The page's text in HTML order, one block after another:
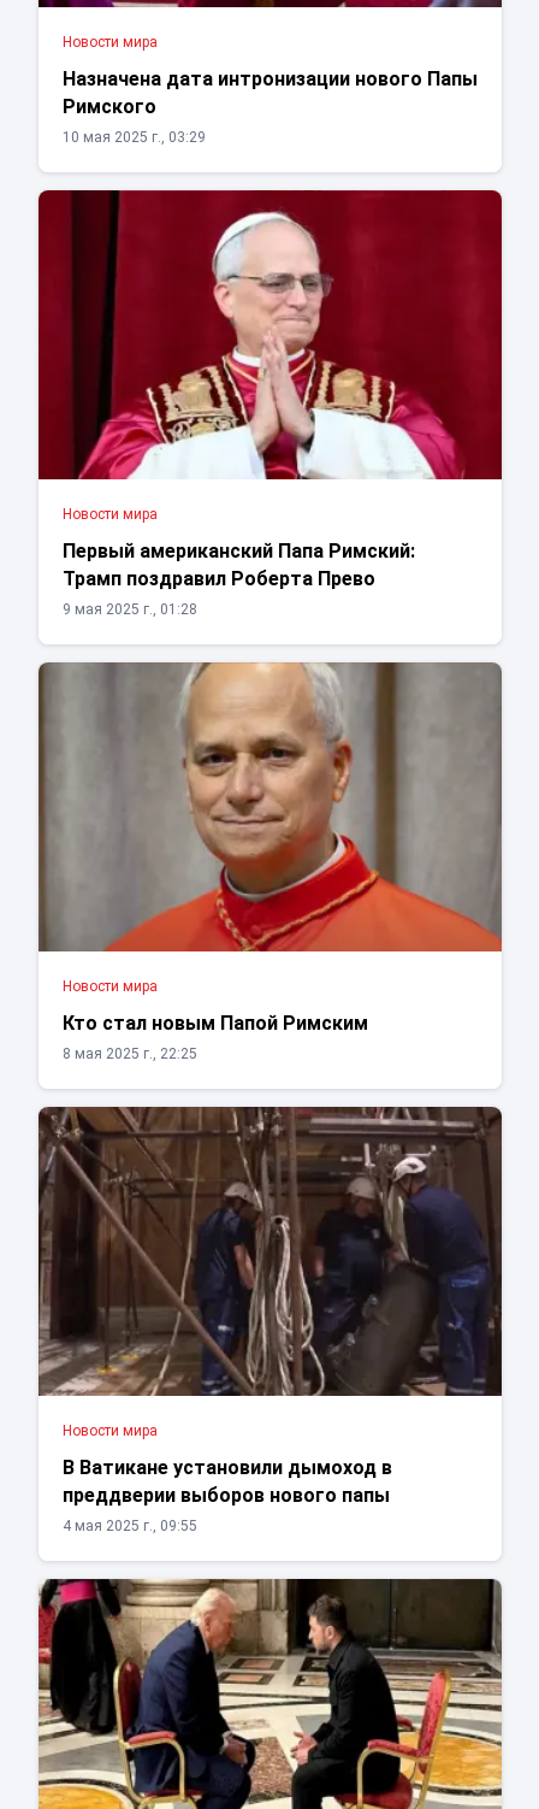
Новости мира
Назначена дата интронизации нового Папы
Римского
10 мая 2025 г., 03:29
Новости мира
Первый американский Папа Римский:
Трамп поздравил Роберта Прево
9 мая 2025 г., 01:28
Новости мира
Кто стал новым Папой Римским
8 мая 2025 г., 22:25
Новости мира
В Ватикане установили дымоход в
преддверии выборов нового папы
4 мая 2025 г., 09:55